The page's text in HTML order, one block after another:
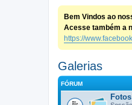
Bem Vindos ao
Acesse também a
https://
Galerias
FÓRUM